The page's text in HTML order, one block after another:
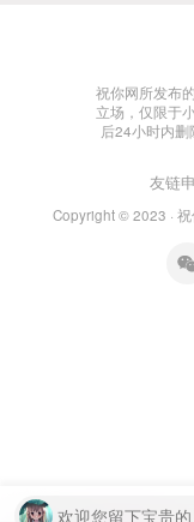
祝你网所发布
立场，仅限于
后24小时内
友链
Copyright © 2023 ·
欢迎您留下宝贵的